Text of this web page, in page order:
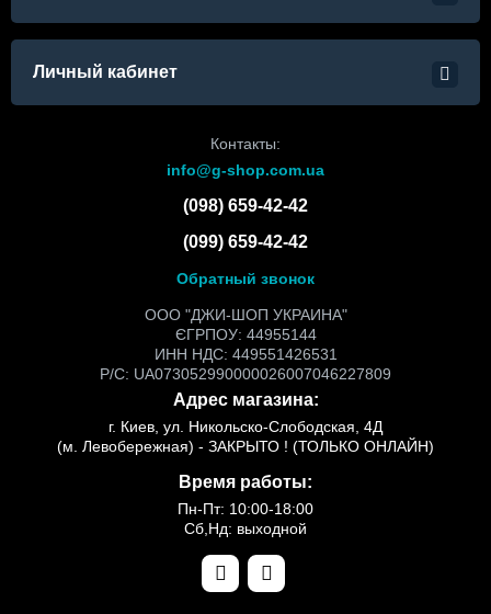
Личный кабинет
Контакты:
info@g-shop.com.ua
(098) 659-42-42
(099) 659-42-42
Обратный звонок
ООО "ДЖИ-ШОП УКРАИНА"
ЄГРПОУ: 44955144
ИНН НДС: 449551426531
Р/С: UA073052990000026007046227809
Адрес магазина:
г. Киев, ул. Никольско-Слободская, 4Д
(м. Левобережная) - ЗАКРЫТО ! (ТОЛЬКО ОНЛАЙН)
Время работы:
Пн-Пт: 10:00-18:00
Сб,Нд: выходной